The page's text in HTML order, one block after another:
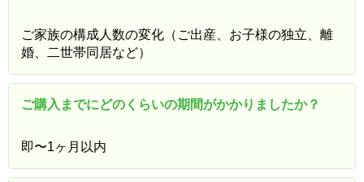
ご家族の構成人数の変化（ご出産、お子様の独立、離
婚、二世帯同居など）
ご購入までにどのくらいの期間がかかりましたか？
即〜1ヶ月以内